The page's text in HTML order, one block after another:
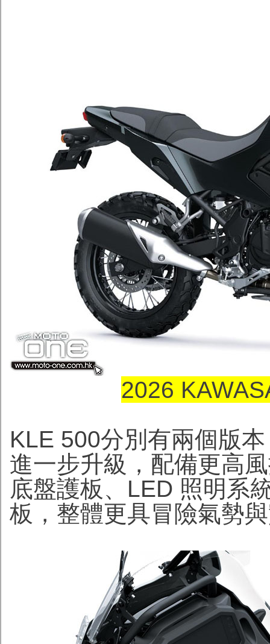
2026
KLE 500分別有兩個版
進一步升級，配備更高
底盤護板、LED 照明系
板，整體更具冒險氣勢